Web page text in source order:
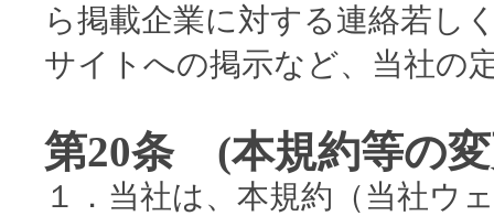
ら掲載企業に対する連絡若し
サイトへの掲示など、当社の
第20条 (本規約等の
１．当社は、本規約（当社ウ